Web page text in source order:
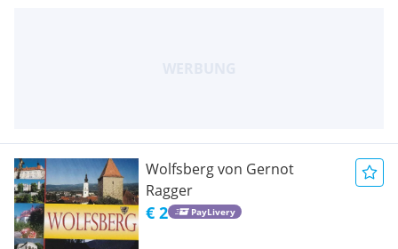
Wolfsberg von Gernot
Ragger
€ 2 PayLivery